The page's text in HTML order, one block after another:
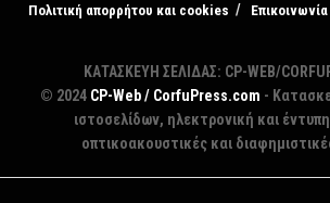
Πολιτική απορρήτου και cookies
Επικοινωνία
ΚΑΤΑΣΚΕΥΗ ΣΕΛΙΔΑΣ: CP-WEB/
© 2024 CP-Web / CorfuPress.com -
ιστοσελίδων, ηλεκτρονική και
οπτικοακουστικές και